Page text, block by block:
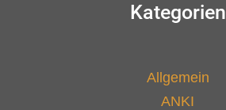
Kategorien
Allgemein
ANKI